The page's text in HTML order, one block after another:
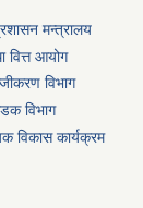
मन्त्रालय
वित्त आयोग
विभाग
विभाग
विकास कार्यक्रम